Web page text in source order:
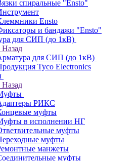
спиральные "Ensto"
Ensto
и бандажи "Ensto"
для СИП (до 1кВ)
Назад
для СИП (до 1кВ)
Tyco Electronics
Назад
РИКС
муфты
в исполнении НГ
муфты
муфты
манжеты
муфты